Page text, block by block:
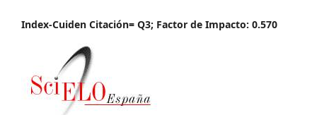
Index-Cuiden Citación= Q3; Factor de Impacto: 0.570